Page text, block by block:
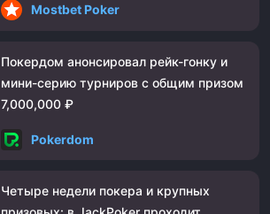
Mostbet Poker
Покердом анонсировал рейк-гонку и
мини-серию турниров с общим призом
7,000,000 ₽
Pokerdom
Четыре недели покера и крупных